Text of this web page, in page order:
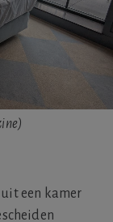
een kamer